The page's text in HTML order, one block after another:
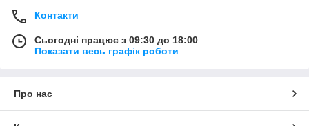
Контакти
Сьогодні працює з 09:30 до 18:00
Показати весь графік роботи
Про нас